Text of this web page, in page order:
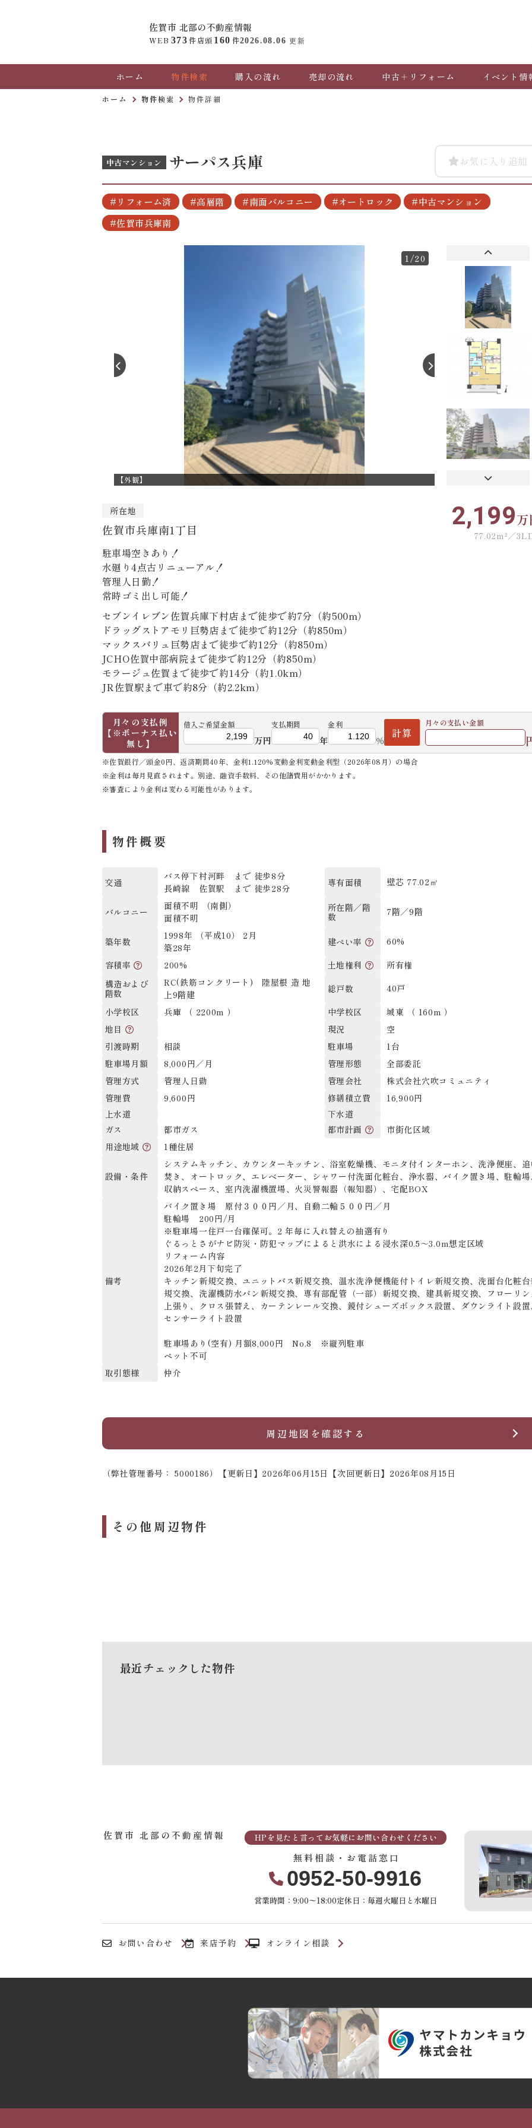
佐賀市 北部の不動産情報
WEB 373 件店頭 160 件2026.08.06更新
ホーム 物件検索 購入の流れ 売却の流れ 中古＋リフォーム イベント情
ホーム 物件検索 物件詳細
中古マンション サーパス兵庫 お気に入り追加
#リフォーム済 #高層階 #南面バルコニー #オートロック
#中古マンション
#佐賀市兵庫南
1 /20
【外観】
所在地
佐賀市兵庫南1丁目 2,199万
77.02m²
駐車場空きあり！
水廻り4点古リニューアル！
管理人日勤！
常時ゴミ出し可能！
セブンイレブン佐賀兵庫下村店まで徒歩で約7分（約500m）
ドラッグストアモリ巨勢店まで徒歩で約12分（約850m）
マックスバリュ巨勢店まで徒歩で約12分（約850m）
JCHO佐賀中部病院まで徒歩で約12分（約850m）
モラージュ佐賀まで徒歩で約14分（約1.0km）
JR佐賀駅まで車で約8分（約2.2km）
月々の支払例
【※ボーナス払い
無し】
借入ご希望金額
万円
支払期間
年
金利
%
計算
月々の支払い金額
※佐賀銀行／頭金0円、返済期間40年、金利1.120%変動金利変動金利型（2026年08月）の場合
※金利は毎月見直されます。別途、融資手数料、その他諸費用がかかります。
※審査により金利は変わる可能性があります。
物件概要
交通
バス停下村河畔 まで 徒歩8分
長崎線 佐賀駅 まで 徒歩28分
専有面積 壁芯 77.02㎡
バルコニー
面積不明 （南側）
面積不明
所在階／階
数
7階／9階
築年数
1998年 （平成10） 2月
築28年
建ぺい率
60%
容積率
200% 土地権利
所有権
構造および
階数
RC(鉄筋コンクリート) 陸屋根 造 地
上9階建
総戸数
40戸
小学校区
兵庫 （ 2200m ） 中学校区
城東 （ 160m ）
地目
現況
空
引渡時期
相談 駐車場
1台
駐車場月額
8,000円／月 管理形態
全部委託
管理方式
管理人日勤 管理会社
株式会社穴吹コミュニティ
管理費
9,600円 修繕積立費
16,900円
上水道
下水道
ガス
都市ガス 都市計画
市街化区域
用途地域
1種住居
設備・条件
システムキッチン、カウンターキッチン、浴室乾燥機、モニタ付インターホン、洗浄便座、追
焚き、オートロック、エレベーター、シャワー付洗面化粧台、浄水器、バイク置き場、駐輪場
収納スペース、室内洗濯機置場、火災警報器（報知器）、宅配BOX
備考
バイク置き場 原付３００円／月、自動二輪５００円／月
駐輪場 200円/月
※駐車場一住戸一台確保可。2 年毎に入れ替えの抽選有り
ぐるっとさがナビ防災・防犯マップによると洪水による浸水深0.5～3.0m想定区域
リフォーム内容
2026年2月下旬完了
キッチン新規交換、ユニットバス新規交換、温水洗浄便機能付トイレ新規交換、洗面台化粧台
規交換、洗濯機防水パン新規交換、専有部配管（一部）新規交換、建具新規交換、フローリン
上張り、クロス張替え、カーテンレール交換、鏡付シューズボックス設置、ダウンライト設置
センサーライト設置
駐車場あり(空有) 月額8,000円 No.8 ※縦列駐車
ペット不可
取引態様
仲介
周辺地図を確認する
（弊社管理番号： 5000186） 【更新日】2026年06月15日 【次回更新日】2026年08月15日
その他周辺物件
最近チェックした物件
佐賀市 北部の不動産情報 HPを見たと言ってお気軽にお問い合わせください
無料相談・お電話窓口
0952-50-9916
営業時間：9:00〜18:00定休日：毎週火曜日と水曜日
お問い合わせ 来店予約 オンライン相談